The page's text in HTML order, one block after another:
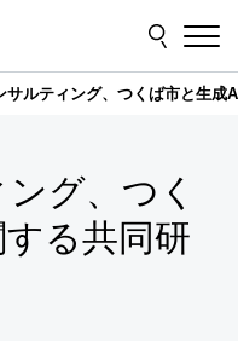
サルティング、つくば市と生成
グ、つく
る共同研